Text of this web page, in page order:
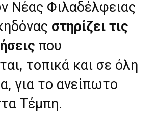
Νέας Φιλαδέλφειας
στηρίζει τις
που
τοπικά και σε όλη
για το ανείπωτο
Τέμπη.